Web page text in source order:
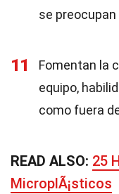
se
11
Fomentan la
equipo,
como fuera
READ ALSO: 25
MicroplÃ¡sticos